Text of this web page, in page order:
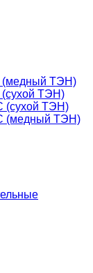
(медный ТЭН)
(сухой ТЭН)
(сухой ТЭН)
(медный ТЭН)